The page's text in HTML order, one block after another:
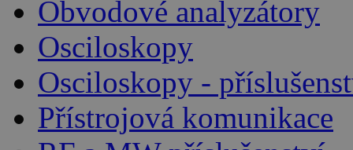
Obvodové analyzátory
Osciloskopy
Osciloskopy -
Přístrojová komunikace